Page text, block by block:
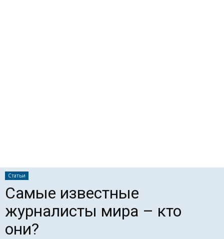
Статьи
Самые известные
журналисты мира – кто
они?